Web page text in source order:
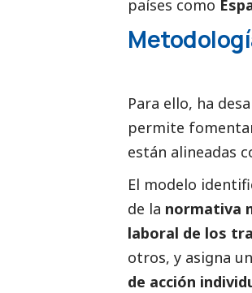
países como
Para ello, ha
permite
están alineadas
El modelo
de la normativa
laboral de los
otros, y asigna
de acción